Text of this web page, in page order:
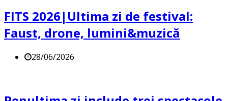
FITS 2026|Ultima zi de festival:
Faust, drone, lumini&muzică
28/06/2026